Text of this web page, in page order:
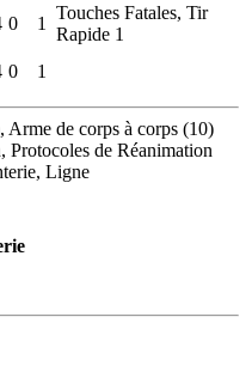
0 1
Touches Fatales, Tir
Rapide 1
0 1
de corps à corps (10)
de Réanimation
Ligne